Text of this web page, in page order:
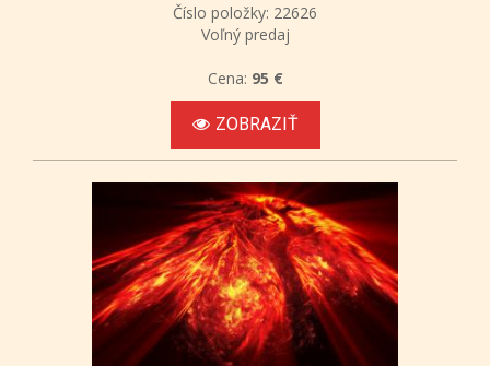
Číslo položky: 22626
Voľný predaj
Cena: 95 €
ZOBRAZIŤ